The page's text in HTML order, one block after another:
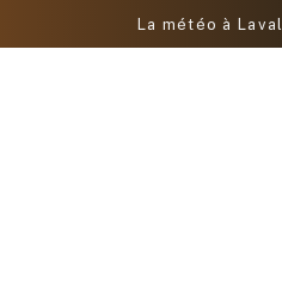
La météo à Laval